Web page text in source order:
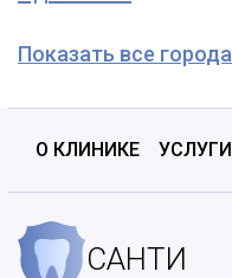
Показать все города
О КЛИНИКЕ УСЛУГИ
САНТИ